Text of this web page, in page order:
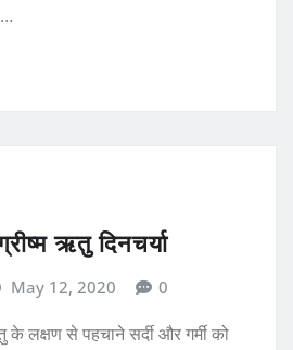
ऋतु दिनचर्या
May 12, 2020 0
लक्षण से पहचाने सर्दी और गर्मी को